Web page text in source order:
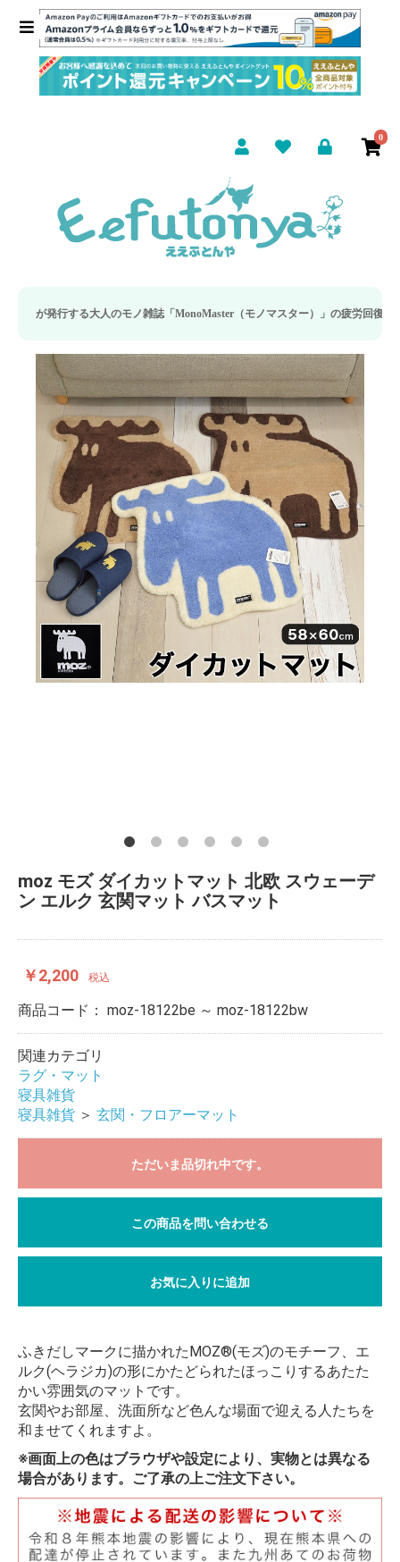
0
のモノ雑誌「MonoMaster（モノマスター）」の疲労回復・睡眠の向上特集に
moz モズ ダイカットマット 北欧 スウェーデ
ン エルク 玄関マット バスマット
￥2,200 税込
商品コード： moz-18122be ～ moz-18122bw
関連カテゴリ
ラグ・マット
寝具雑貨
寝具雑貨 ＞ 玄関・フロアーマット
ただいま品切れ中です。
この商品を問い合わせる
お気に入りに追加
ふきだしマークに描かれたMOZ®(モズ)のモチーフ、エ
ルク(ヘラジカ)の形にかたどられたほっこりするあたた
かい雰囲気のマットです。
玄関やお部屋、洗面所など色んな場面で迎える人たちを
和ませてくれますよ。
※画面上の色はブラウザや設定により、実物とは異なる
場合があります。ご了承の上ご注文下さい。